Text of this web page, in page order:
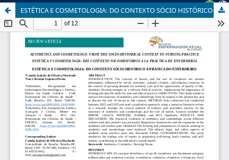
ESTÉTICA E COSMETOLOGIA: DO CONTEXTO SÓCIO HISTÓRICO À PRÁTICA DO ENFERMEIRO